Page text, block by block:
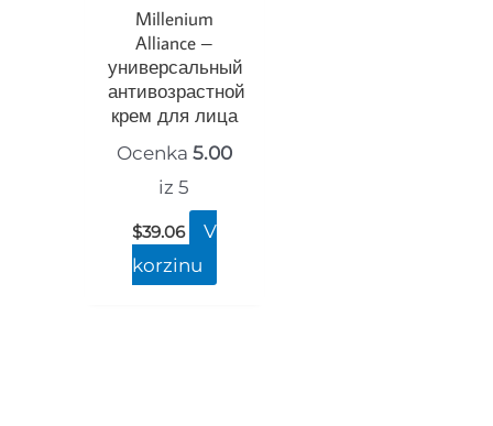
Millenium
Alliance –
универсальный
антивозрастной
крем для лица
Ocenka 5.00
iz 5
$39.06
V
korzinu